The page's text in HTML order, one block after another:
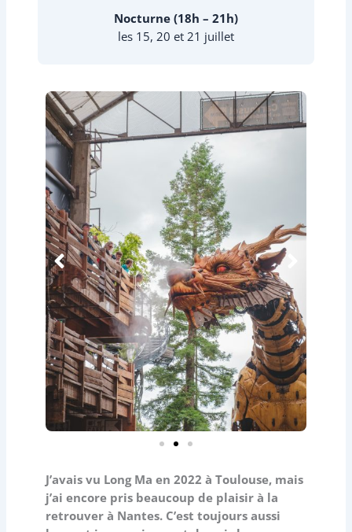
Nocturne (18h – 21h)
les 15, 20 et 21 juillet
J’avais vu Long Ma en 2022 à Toulouse, mais
j’ai encore pris beaucoup de plaisir à la
retrouver à Nantes. C’est toujours aussi